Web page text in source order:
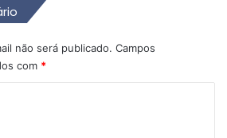
não será publicado. Campos
com *